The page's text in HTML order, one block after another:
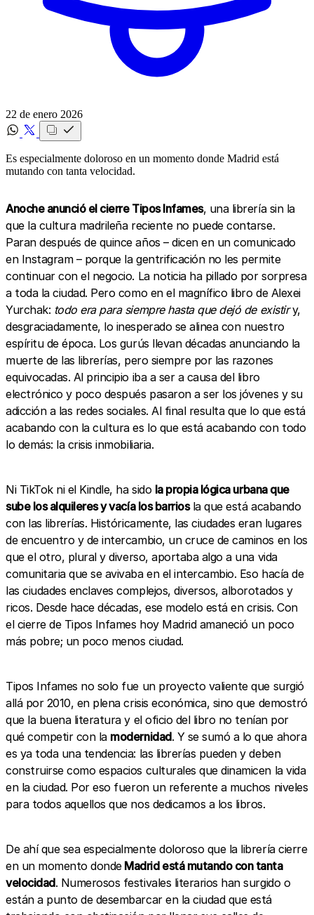
22 de enero 2026
Es especialmente doloroso en un momento donde Madrid está
mutando con tanta velocidad.
Anoche anunció el cierre Tipos Infames, una librería sin la
que la cultura madrileña reciente no puede contarse.
Paran después de quince años – dicen en un comunicado
en Instagram – porque la gentrificación no les permite
continuar con el negocio. La noticia ha pillado por sorpresa
a toda la ciudad. Pero como en el magnífico libro de Alexei
Yurchak: todo era para siempre hasta que dejó de existiry,
desgraciadamente, lo inesperado se alinea con nuestro
espíritu de época. Los gurús llevan décadas anunciando la
muerte de las librerías, pero siempre por las razones
equivocadas. Al principio iba a ser a causa del libro
electrónico y poco después pasaron a ser los jóvenes y su
adicción a las redes sociales. Al final resulta que lo que está
acabando con la cultura es lo que está acabando con todo
lo demás: la crisis inmobiliaria.
Ni TikTok ni el Kindle, ha sido la propia lógica urbana que
sube los alquileres y vacía los barriosla que está acabando
con las librerías. Históricamente, las ciudades eran lugares
de encuentro y de intercambio, un cruce de caminos en los
que el otro, plural y diverso, aportaba algo a una vida
comunitaria que se avivaba en el intercambio. Eso hacía de
las ciudades enclaves complejos, diversos, alborotados y
ricos. Desde hace décadas, ese modelo está en crisis. Con
el cierre de Tipos Infames hoy Madrid amaneció un poco
más pobre; un poco menos ciudad.
Tipos Infames no solo fue un proyecto valiente que surgió
allá por 2010, en plena crisis económica, sino que demostró
que la buena literatura y el oficio del libro no tenían por
qué competir con la modernidad. Y se sumó a lo que ahora
es ya toda una tendencia: las librerías pueden y deben
construirse como espacios culturales que dinamicen la vida
en la ciudad. Por eso fueron un referente a muchos niveles
para todos aquellos que nos dedicamos a los libros.
De ahí que sea especialmente doloroso que la librería cierre
en un momento dondeMadrid está mutando con tanta
velocidad. Numerosos festivales literarios han surgido o
están a punto de desembarcar en la ciudad que está